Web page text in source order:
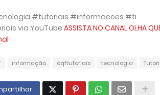
#tutoriais #informacoes #ti
via YouTube ASSISTA NO CANAL OLHA
informação oqftutoriais tecnologia